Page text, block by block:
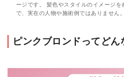
ージです。 髪色やスタイルのイメージ
で、実在の人物や施術例ではありません。
ピンクブロンドってどん